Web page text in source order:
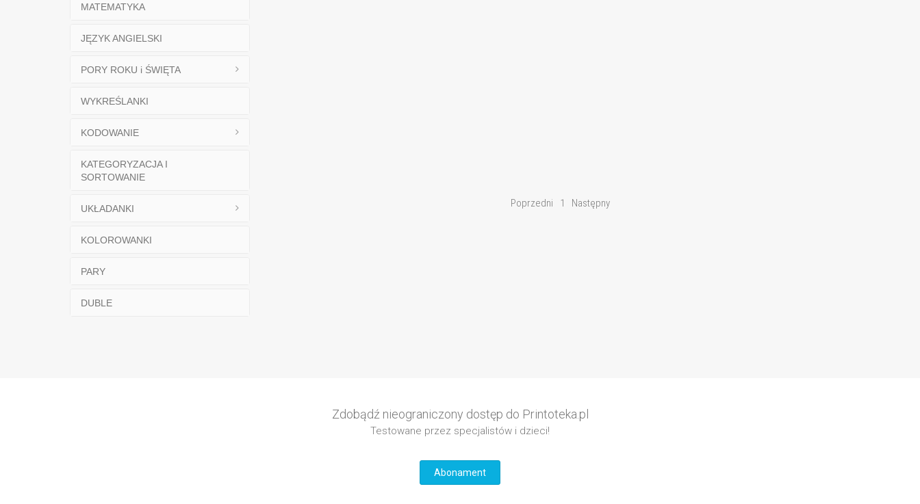
Poprzedni 1 Następny
MATEMATYKA
JĘZYK ANGIELSKI
PORY ROKU i ŚWIĘTA
WYKREŚLANKI
KODOWANIE
KATEGORYZACJA I
SORTOWANIE
UKŁADANKI
KOLOROWANKI
PARY
DUBLE
Zdobądź nieograniczony dostęp do Printoteka.pl
Testowane przez specjalistów i dzieci!
Abonament